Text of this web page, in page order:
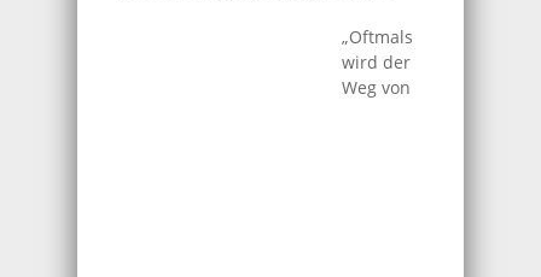
„Oftmals
wird der
Weg von